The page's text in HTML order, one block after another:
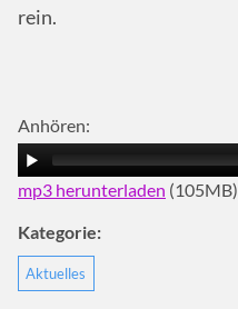
rein.
Anhören:
mp3 herunterladen (105MB)
Kategorie:
Aktuelles